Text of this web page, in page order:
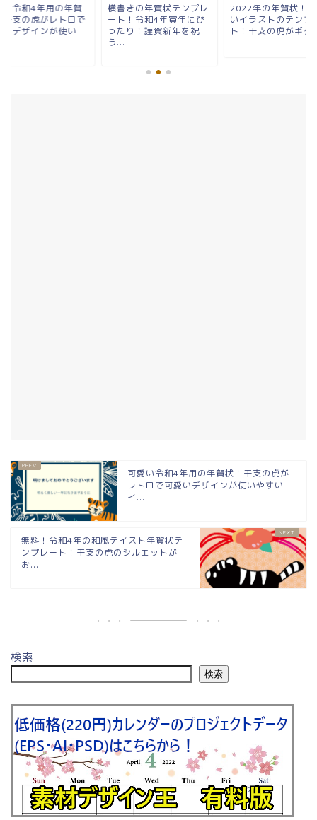
い令和4年用の年賀
干支の虎がレトロで
いデザインが使い
横書きの年賀状テンプレ
ート！令和4年寅年にぴ
ったり！謹賀新年を祝
う...
2022年の年賀状！
いイラストのテンプ
ト！干支の虎がギタ
可愛い令和4年用の年賀状！干支の虎が
レトロで可愛いデザインが使いやすい
イ...
無料！令和4年の和風テイスト年賀状テ
ンプレート！干支の虎のシルエットが
お...
検索
検索